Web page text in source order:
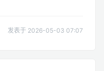
发表于 2026-05-03 07:07